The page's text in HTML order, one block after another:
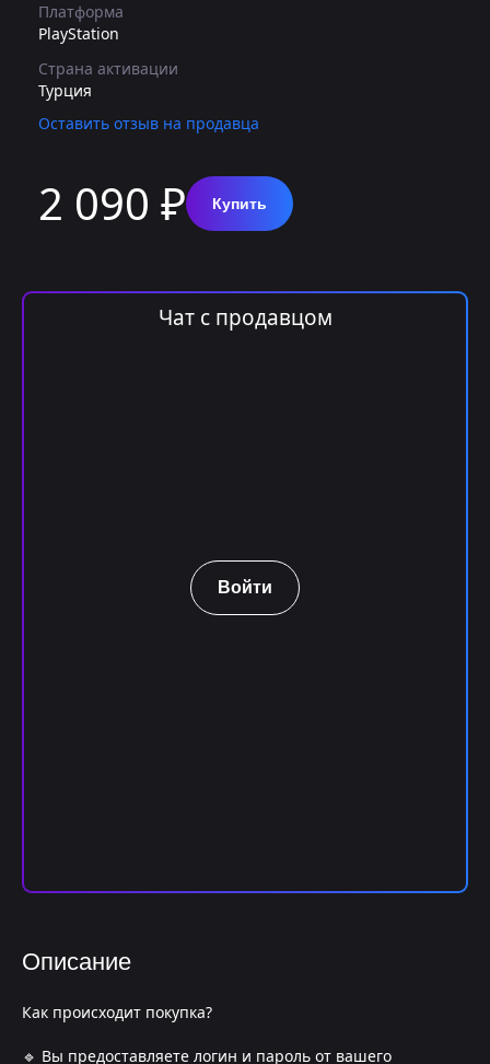
Платформа
PlayStation
Страна активации
Турция
Оставить отзыв на продавца
2 090 ₽ Купить
Чат с продавцом
Войти
Описание
Как происходит покупка?
🔹 Вы предоставляете логин и пароль от вашего